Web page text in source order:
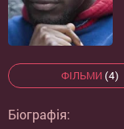
ФІЛЬМИ (4)
Біографія: